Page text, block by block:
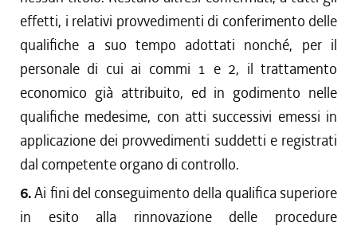
effetti, i relativi provvedimenti di conferimento delle
qualifiche a suo tempo adottati nonché, per il
personale di cui ai commi 1 e 2, il trattamento
economico già attribuito, ed in godimento nelle
qualifiche medesime, con atti successivi emessi in
applicazione dei provvedimenti suddetti e registrati
dal competente organo di controllo.
6.Ai fini del conseguimento della qualifica superiore
in esito alla rinnovazione delle procedure